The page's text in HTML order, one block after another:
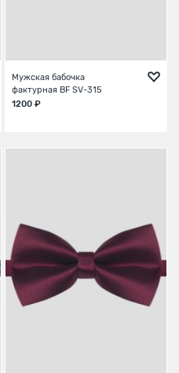
Мужская бабочка
фактурная BF SV-315
1200 ₽